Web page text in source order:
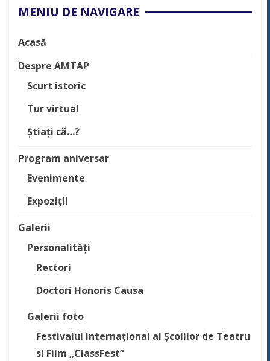
MENIU DE NAVIGARE
Acasă
Despre AMTAP
Scurt istoric
Tur virtual
Știați că…?
Program aniversar
Evenimente
Expoziții
Galerii
Personalități
Rectori
Doctori Honoris Causa
Galerii foto
Festivalul Internațional al Școlilor de Teatru
si Film „ClassFest”